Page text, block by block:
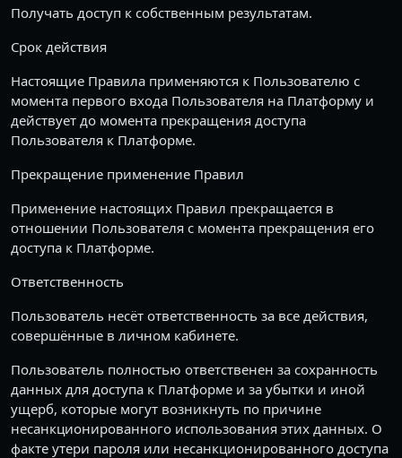
Получать доступ к собственным результатам.
Срок действия
Настоящие Правила применяются к Пользователю с
момента первого входа Пользователя на Платформу и
действует до момента прекращения доступа
Пользователя к Платформе.
Прекращение применение Правил
Применение настоящих Правил прекращается в
отношении Пользователя с момента прекращения его
доступа к Платформе.
Ответственность
Пользователь несёт ответственность за все действия,
совершённые в личном кабинете.
Пользователь полностью ответственен за сохранность
данных для доступа к Платформе и за убытки и иной
ущерб, которые могут возникнуть по причине
несанкционированного использования этих данных. О
факте утери пароля или несанкционированного доступа